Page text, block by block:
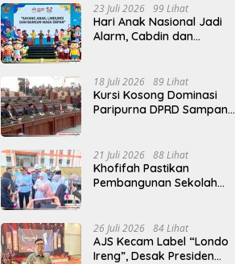
23 Juli 2026 99 Lihat
Hari Anak Nasional Jadi
Alarm, Cabdin dan
Kekerasan Seksual Anak
18 Juli 2026 89 Lihat
Kursi Kosong Dominasi
Paripurna DPRD Sampang,
21 Juli 2026 88 Lihat
Khofifah Pastikan
Pembangunan Sekolah
Indonesia Emas
26 Juli 2026 84 Lihat
AJS Kecam Label “Londo
Ireng”, Desak Presiden